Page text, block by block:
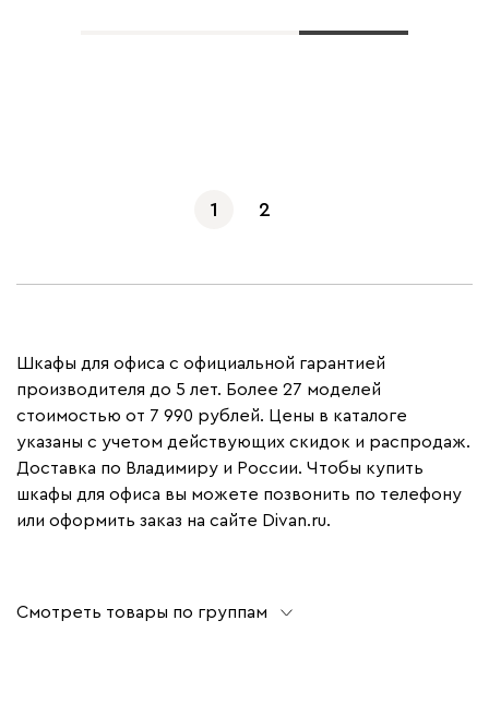
1 2
Шкафы для офиса с официальной гарантией
производителя до 5 лет. Более 27 моделей
стоимостью от 7 990 рублей. Цены в каталоге
указаны с учетом действующих скидок и распродаж.
Доставка по Владимиру и России. Чтобы купить
шкафы для офиса вы можете позвонить по телефону
или оформить заказ на сайте Divan.ru.
Смотреть товары по группам